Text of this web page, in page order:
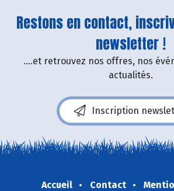
Restons en contact,
newsletter !
....et retrouvez nos offres, nos
actualités.
Inscription
Accueil Contact